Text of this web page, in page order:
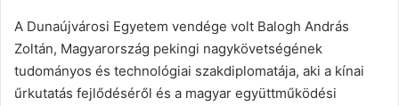
A Dunaújvárosi Egyetem vendége volt Balogh András
Zoltán, Magyarország pekingi nagykövetségének
tudományos és technológiai szakdiplomatája, aki a kínai
űrkutatás fejlődéséről és a magyar együttműködési